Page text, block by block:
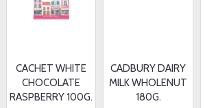
CACHET WHITE
CHOCOLATE
RASPBERRY 100G.
CADBURY DAIRY
MILK WHOLENUT
180G.